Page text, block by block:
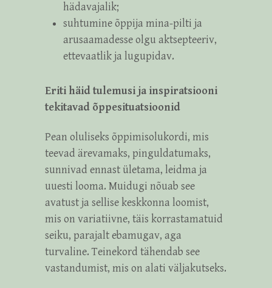
hädavajalik;
suhtumine õppija mina-pilti ja
arusaamadesse olgu aktsepteeriv,
ettevaatlik ja lugupidav.
Eriti häid tulemusi ja inspiratsiooni
tekitavad õppesituatsioonid
Pean oluliseks õppimisolukordi, mis
teevad ärevamaks, pinguldatumaks,
sunnivad ennast ületama, leidma ja
uuesti looma. Muidugi nõuab see
avatust ja sellise keskkonna loomist,
mis on variatiivne, täis korrastamatuid
seiku, parajalt ebamugav, aga
turvaline. Teinekord tähendab see
vastandumist, mis on alati väljakutseks.